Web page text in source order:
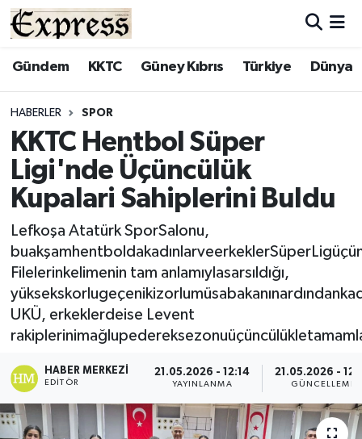
Gündem KKTC Güney Kıbrıs Türkiye Dünya
HABERLER SPOR
KKTC Hentbol Süper
Ligi'nde Üçüncülük
Kupalari Sahiplerini Buldu
Lefkoşa Atatürk SporSalonu,
Filelerinkelimenin tam anlamıylasarsıldığı,
UKÜ, erkeklerdeise Levent
HABER MERKEZI
EDITÖR
21.05.2026 - 12:14
YAYINLANMA
21.05.2026 -
GÜNCELLEME
ALAYKÖY
BİLİM
ÇATALKÖY
DÜNYA
EĞİTİM
EKONOMİ
GAZİMAĞUSA
Hava Durumu
Süper Lig Puan Durumu ve Fikstür
Tüm Manşetler
Son Dakika Haberleri
Haber Arşivi